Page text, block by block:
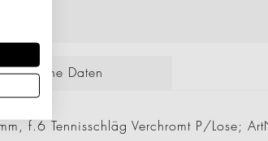
Daten
f.6 Tennisschläg Verchromt P/